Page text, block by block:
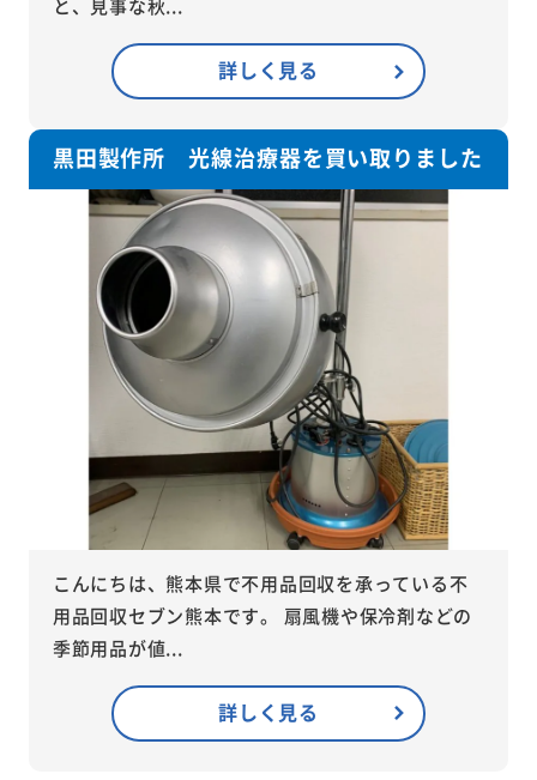
と、見事な秋...
詳しく見る
黒田製作所 光線治療器を買い取りました
こんにちは、熊本県で不用品回収を承っている不
用品回収セブン熊本です。 扇風機や保冷剤などの
季節用品が値...
詳しく見る